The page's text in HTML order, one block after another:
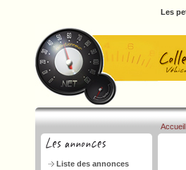
Les
Liste des annonces
Accueil